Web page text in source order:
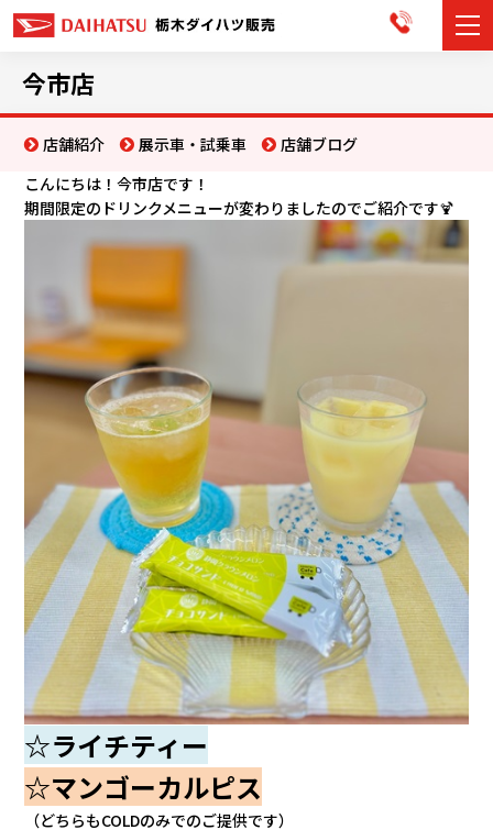
展示車・試乗車
お知らせ
アフターサポート
会社情報
カタ
リコ
お問
今市店
店舗紹介 展示車・試乗車
店舗ブログ
こんにちは！今市店です！
期間限定のドリンクメニューが変わりましたのでご紹介です🍹
☆ライチティー
☆マンゴーカルピス
（どちらもCOLDのみでのご提供です）